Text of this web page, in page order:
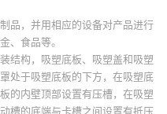
品，并用相应的设备对产品进行
、食品等。
结构，吸塑底板、吸塑盖和吸塑
处于吸塑底板的下方，在吸塑底
的内壁顶部设置有压槽，在吸塑
槽的底端与卡槽之间设置有抵压